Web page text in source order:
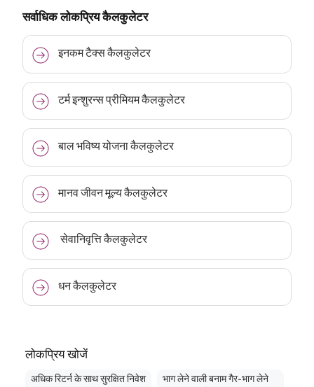
सर्वाधिक लोकप्रिय कैलकुलेटर
इनकम टैक्स कैलकुलेटर
टर्म इन्शुरन्स प्रीमियम कैलकुलेटर
बाल भविष्य योजना कैलकुलेटर
मानव जीवन मूल्य कैलकुलेटर
सेवानिवृत्ति कैलकुलेटर
धन कैलकुलेटर
लोकप्रिय खोजें
अधिक रिटर्न के साथ सुरक्षित निवेश
भाग लेने वाली बनाम गैर-भाग लेने